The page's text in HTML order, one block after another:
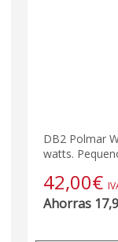
DB2 Polmar
watts.
42,00€
Ahorras